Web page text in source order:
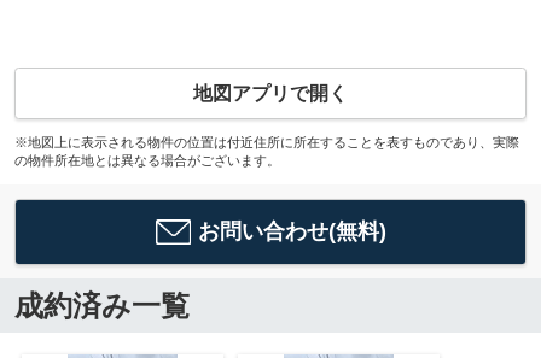
地図アプリで開く
※地図上に表示される物件の位置は付近住所に所在することを表すものであり、実際
の物件所在地とは異なる場合がございます。
お問い合わせ(無料)
成約済み一覧